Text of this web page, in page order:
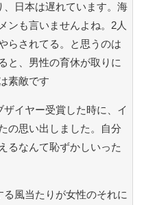
日本は遅れています。海
ンも言いませんよね。2人
らされてる。と思うのは
と、男性の育休が取りに
素敵です
イヤー受賞した時に、イ
の思い出しました。自分
るなんて恥ずかしいった
風当たりが女性のそれに